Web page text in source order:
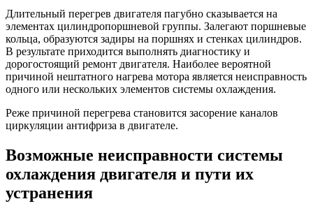
Длительный перегрев двигателя пагубно сказывается на
элементах цилиндропоршневой группы. Залегают поршневые
кольца, образуются задиры на поршнях и стенках цилиндров.
В результате приходится выполнять диагностику и
дорогостоящий ремонт двигателя. Наиболее вероятной
причиной нештатного нагрева мотора является неисправность
одного или нескольких элементов системы охлаждения.
Реже причиной перегрева становится засорение каналов
циркуляции антифриза в двигателе.
Возможные неисправности системы
охлаждения двигателя и пути их
устранения